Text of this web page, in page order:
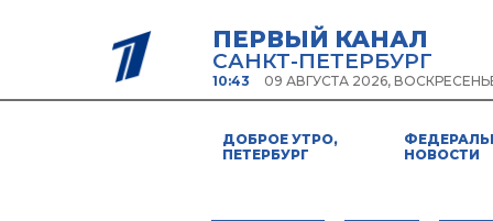
ПЕРВЫЙ КАНАЛ
САНКТ-ПЕТЕРБУРГ
10:43 09 АВГУСТА 2026,
ДОБРОЕ УТРО,
ПЕТЕРБУРГ
НОВОСТИ